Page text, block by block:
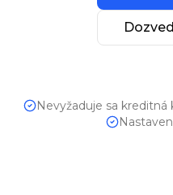
Nevyžaduje sa kreditná